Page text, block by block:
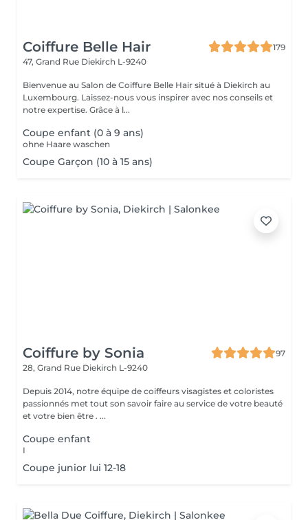
Coiffure Belle Hair
179
47, Grand Rue Diekirch L-9240
Bienvenue au Salon de Coiffure Belle Hair situé à Diekirch au
Luxembourg. Laissez-nous vous inspirer avec nos conseils et
notre expertise. Grâce à l...
Coupe enfant (0 à 9 ans)
ohne Haare waschen
Coupe Garçon (10 à 15 ans)
Coiffure by Sonia
97
28, Grand Rue Diekirch L-9240
Depuis 2014, notre équipe de coiffeurs visagistes et coloristes
passionnés met tout son savoir faire au service de votre beauté
et votre bien être . ...
Coupe enfant
I
Coupe junior lui 12-18